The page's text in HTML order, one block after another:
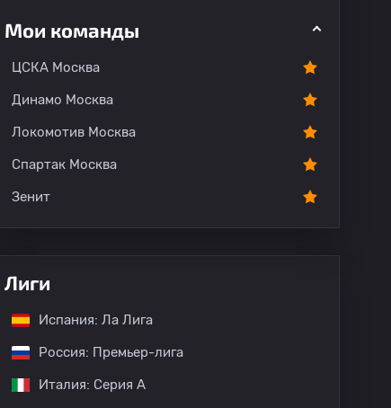
Мои команды
ЦСКА Москва
Динамо Москва
Локомотив Москва
Спартак Москва
Зенит
Лиги
Испания: Ла Лига
Россия: Премьер-лига
Италия: Серия А